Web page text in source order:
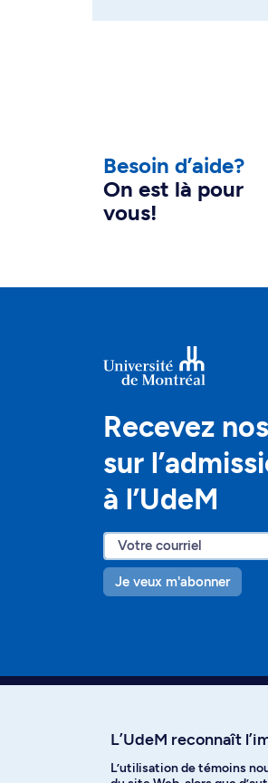
Besoin d’aide?
On est là pour
vous!
Recevez
sur
à l’UdeM
Je veux m'abonner
Facebook
L’UdeM reconnaît
L’utilisation de témoins